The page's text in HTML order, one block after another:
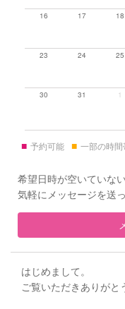
16 17 18
23 24 25
30 31 1
■ 予約可能 ■ 一部の時
希望日時が空いていな
気軽にメッセージを送
はじめまして。
ご覧いただきありがと